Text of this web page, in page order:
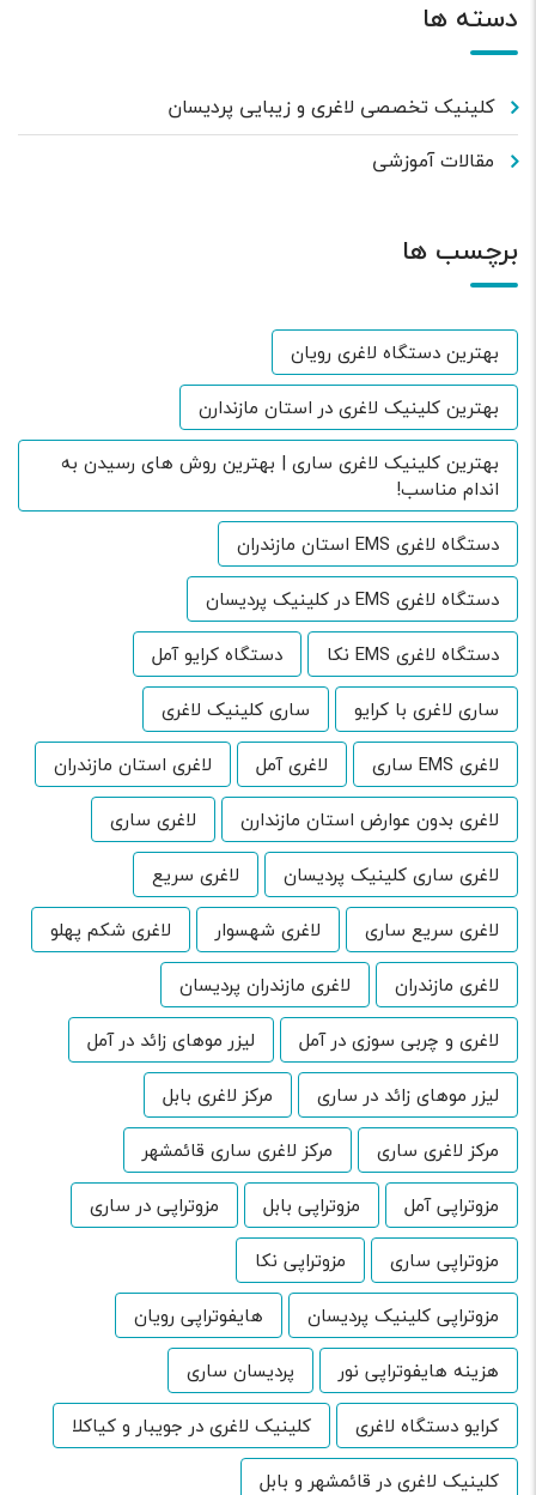
دسته ها
کلینیک تخصصی لاغری و زیبایی پردیسان
مقالات آموزشی
برچسب ها
بهترین دستگاه لاغری رویان
بهترین کلینیک لاغری در استان مازندارن
بهترین کلینیک لاغری ساری | بهترین روش های رسیدن به
اندام مناسب!
دستگاه لاغری EMS استان مازندران
دستگاه لاغری EMS در کلینیک پردیسان
دستگاه لاغری EMS نکا
دستگاه کرایو آمل
ساری لاغری با کرایو
ساری کلینیک لاغری
لاغری EMS ساری
لاغری آمل
لاغری استان مازندران
لاغری بدون عوارض استان مازندارن
لاغری ساری
لاغری ساری کلینیک پردیسان
لاغری سریع
لاغری سریع ساری
لاغری شهسوار
لاغری شکم پهلو
لاغری مازندران
لاغری مازندران پردیسان
لاغری و چربی سوزی در آمل
لیزر موهای زائد در آمل
لیزر موهای زائد در ساری
مرکز لاغری بابل
مرکز لاغری ساری
مرکز لاغری ساری قائمشهر
مزوتراپی آمل
مزوتراپی بابل
مزوتراپی در ساری
مزوتراپی ساری
مزوتراپی نکا
مزوتراپی کلینیک پردیسان
هایفوتراپی رویان
هزینه هایفوتراپی نور
پردیسان ساری
کرایو دستگاه لاغری
کلینیک لاغری در جویبار و کیاکلا
کلینیک لاغری در قائمشهر و بابل